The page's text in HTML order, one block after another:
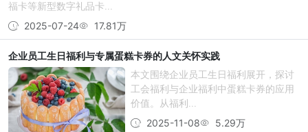
福卡等新型数字礼品卡...
2025-07-24
17.81万
企业员工生日福利与专属蛋糕卡券的人文关怀实践
本文围绕企业员工生日福利展开，探讨
工会福利与企业福利中蛋糕卡券的应用
价值。从福利...
2025-11-08
5.29万